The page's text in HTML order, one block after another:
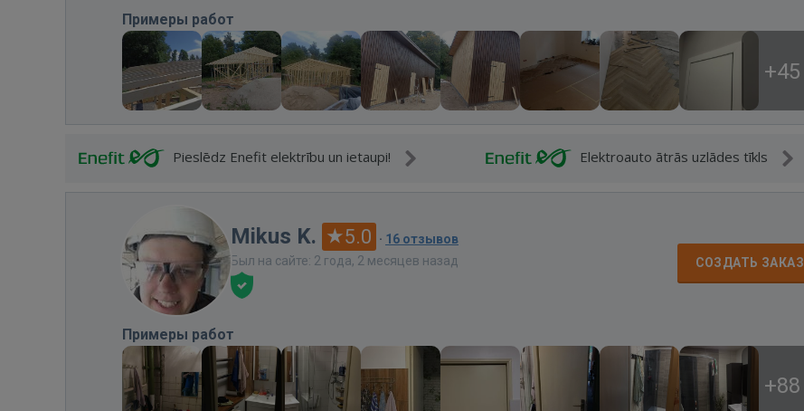
Примеры работ
+45
Pieslēdz Enefit elektrību un ietaupi! Elektroauto ātrās uzlādes tīkls
Mikus K. 5.0 · 16 отзывов
Был на сайте: 2 года, 2 месяцев назад
СОЗДАТЬ ЗАКАЗ
Примеры работ
+88